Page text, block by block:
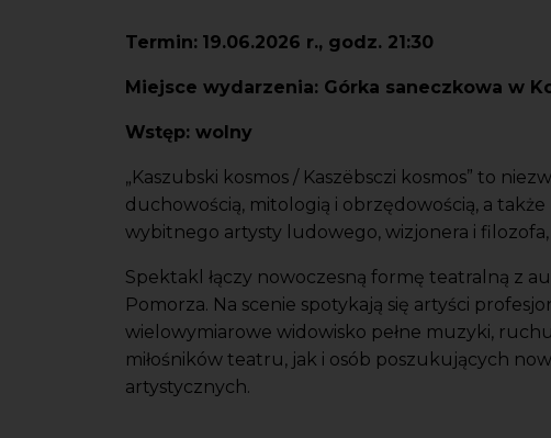
Termin: 19.06.2026 r., godz. 21:30
Miejsce wydarzenia: Górka saneczkowa w
Wstęp: wolny
„Kaszubski kosmos / Kaszëbsczi kosmos” to
duchowością, mitologią i obrzędowością, a także
wybitnego artysty ludowego, wizjonera i
Spektakl łączy nowoczesną formę teatralną z
Pomorza. Na scenie spotykają się artyści
wielowymiarowe widowisko pełne muzyki,
miłośników teatru, jak i osób poszukujących
artystycznych.